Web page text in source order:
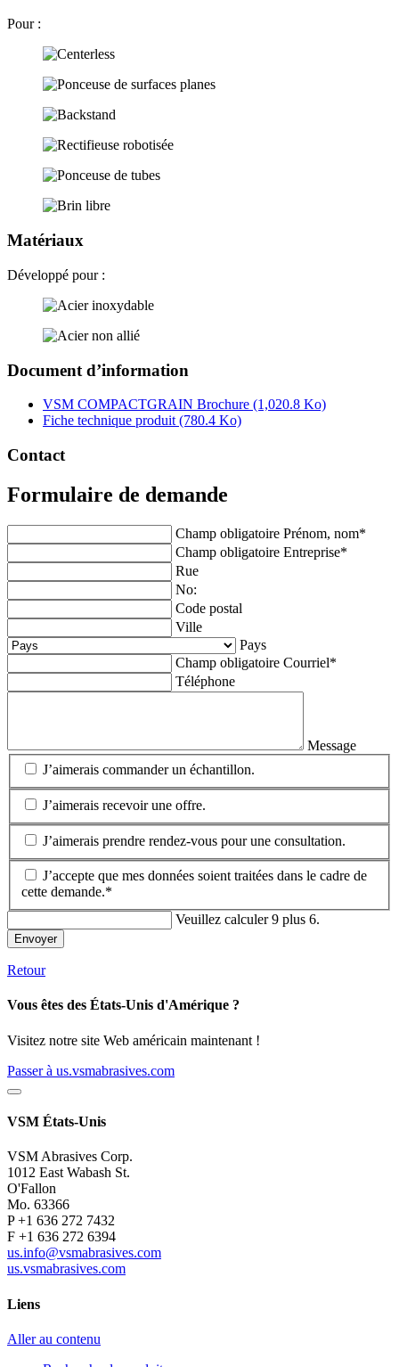
Pour :
Matériaux
Développé pour :
Document d’information
VSM COMPACTGRAIN Brochure (1,020.8 Ko)
Fiche technique produit (780.4 Ko)
Contact
Formulaire de demande
Champ obligatoire Prénom, nom*
Champ obligatoire Entreprise*
Rue
No:
Code postal
Ville
Pays
Champ obligatoire Courriel*
Téléphone
Message
J’aimerais commander un échantillon.
J’aimerais recevoir une offre.
J’aimerais prendre rendez-vous pour une consultation.
J’accepte que mes données soient traitées dans le cadre de
cette demande.*
Veuillez calculer 9 plus 6.
Envoyer
Retour
Vous êtes des États-Unis d'Amérique ?
Visitez notre site Web américain maintenant !
Passer à us.vsmabrasives.com
VSM États-Unis
VSM Abrasives Corp.
1012 East Wabash St.
O'Fallon
Mo. 63366
P +1 636 272 7432
F +1 636 272 6394
us.info@vsmabrasives.com
us.vsmabrasives.com
Liens
Aller au contenu